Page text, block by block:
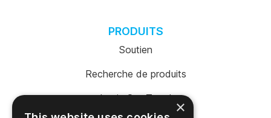
PRODUITS
Soutien
Recherche de produits
Login SureTrend ×